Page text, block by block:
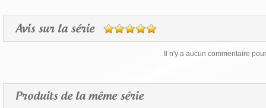
Avis sur la série
Il n'y a aucun commentaire
Produits de la même série